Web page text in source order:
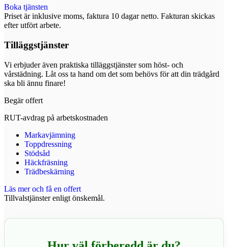
Boka tjänsten
Priset är inklusive moms, faktura 10 dagar netto. Fakturan skickas
efter utfört arbete.
Tilläggstjänster
Vi erbjuder även praktiska tilläggstjänster som höst- och
vårstädning. Låt oss ta hand om det som behövs för att din trädgård
ska bli ännu finare!
Begär offert
RUT-avdrag på arbetskostnaden
Markavjämning
Toppdressning
Stödsåd
Häckfräsning
Trädbeskärning
Läs mer och få en offert
Tillvalstjänster enligt önskemål.